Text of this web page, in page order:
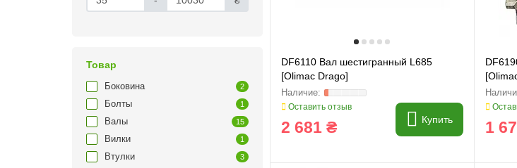
Товар
Боковина 2
Болты 1
Валы 15
Вилки 1
Втулки 3
DF6110 Вал шестигранный L685
[Olimac Drago]
Оставить отзыв
2 681 ₴ Купить 1